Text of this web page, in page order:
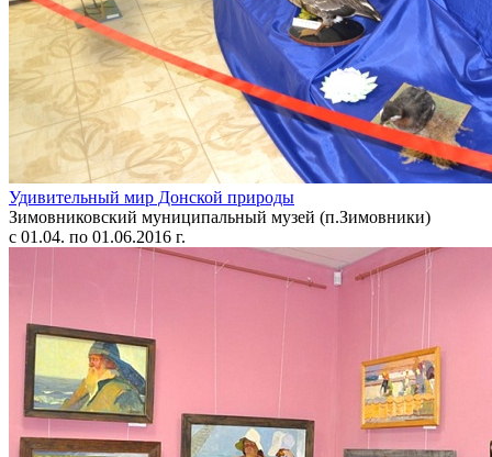
Удивительный мир Донской природы
Зимовниковский муниципальный музей (п.Зимовники)
с 01.04. по 01.06.2016 г.